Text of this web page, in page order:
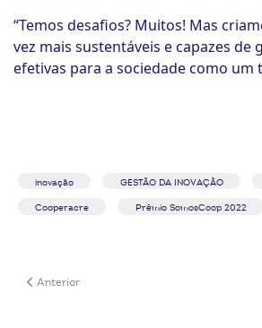
“Temos desafios? Muitos! Mas
vez mais sustentáveis e capazes de
efetivas para a sociedade como um
inovação GESTÃO DA INOVAÇÃO
Cooperacre Prêmio SomosCoop 2022
Artigo anterior: 6 tendências que viraram
Anterior